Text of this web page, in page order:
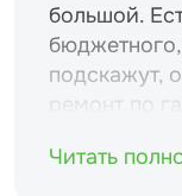
большой.
подскажут,
ремонт по
Читать